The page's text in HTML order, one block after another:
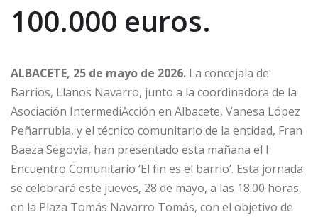
100.000 euros.
ALBACETE, 25 de mayo de 2026. La concejala de
Barrios, Llanos Navarro, junto a la coordinadora de la
Asociación IntermediAcción en Albacete, Vanesa López
Peñarrubia, y el técnico comunitario de la entidad, Fran
Baeza Segovia, han presentado esta mañana el I
Encuentro Comunitario ‘El fin es el barrio’. Esta jornada
se celebrará este jueves, 28 de mayo, a las 18:00 horas,
en la Plaza Tomás Navarro Tomás, con el objetivo de